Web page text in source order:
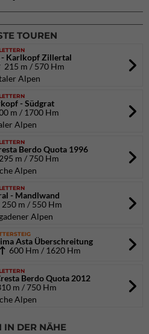
TOUREN
- Karlkopf Zillertal
215 m / 570 Hm
Alpen
- Südgrat
m / 1700 Hm
Alpen
Berdo Quota 1996
295 m / 750 Hm
Alpen
- Mandlwand
250 m / 550 Hm
Alpen
Asta Überschreitung
600 Hm / 1620 Hm
Berdo Quota 2012
m / 750 Hm
Alpen
IN DER NÄHE